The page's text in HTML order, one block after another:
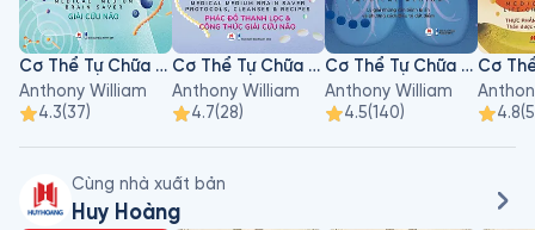
Cơ Thể Tự Chữa Lành - Tập 7
Anthony William
4.3(37)
Cơ Thể Tự Chữa Lành - Tập 8
Anthony William
4.7(28)
Cơ Thể Tự Chữa Lành - Tập 1
Anthony William
4.5(140)
4.8(
Cùng nhà xuất bản
Huy Hoàng